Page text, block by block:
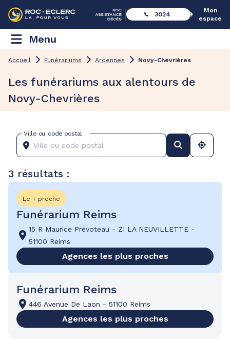
3024
Mon
espace
Menu
Accueil Funérariums Ardennes Novy-Chevrières
Les funérariums aux alentours de
Novy-Chevrières
Ville ou code postal
3 résultats :
Le + proche
Funérarium Reims
15 R Maurice Prévoteau - ZI LA NEUVILLETTE -
51100 Reims
Agences les plus proches
Funérarium Reims
446 Avenue De Laon - 51100 Reims
Agences les plus proches